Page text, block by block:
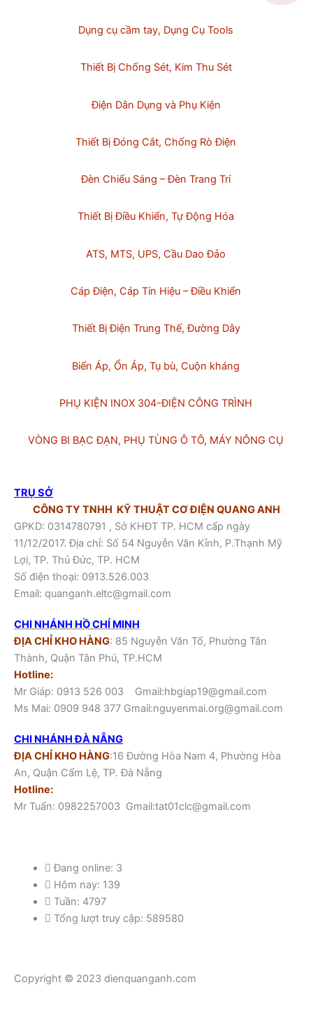
Dụng cụ cầm tay, Dụng Cụ Tools
Thiết Bị Chống Sét, Kim Thu Sét
Điện Dân Dụng và Phụ Kiện
Thiết Bị Đóng Cắt, Chống Rò Điện
Đèn Chiếu Sáng – Đèn Trang Trí
Thiết Bị Điều Khiển, Tự Động Hóa
ATS, MTS, UPS, Cầu Dao Đảo
Cáp Điện, Cáp Tín Hiệu – Điều Khiển
Thiết Bị Điện Trung Thế, Đường Dây
Biến Áp, Ổn Áp, Tụ bù, Cuộn kháng
PHỤ KIỆN INOX 304-ĐIỆN CÔNG TRÌNH
VÒNG BI BẠC ĐẠN, PHỤ TÙNG Ô TÔ, MÁY NÔNG CỤ
TRỤ SỞ
CÔNG TY TNHH KỸ THUẬT CƠ ĐIỆN QUANG ANH
GPKD: 0314780791 , Sở KHĐT TP. HCM cấp ngày
11/12/2017. Địa chỉ: Số 54 Nguyễn Văn Kỉnh, P.Thạnh Mỹ
Lợi, TP. Thủ Đức, TP. HCM
Số điện thoại: 0913.526.003
Email: quanganh.eltc@gmail.com
CHI NHÁNH HỒ CHÍ MINH
ĐỊA CHỈ KHO HÀNG: 85 Nguyễn Văn Tố, Phường Tân
Thành, Quận Tân Phú, TP.HCM
Hotline:
Mr Giáp: 0913 526 003 Gmail:hbgiap19@gmail.com
Ms Mai: 0909 948 377 Gmail:nguyenmai.org@gmail.com
CHI NHÁNH ĐÀ NẴNG
ĐỊA CHỈ KHO HÀNG:16 Đường Hòa Nam 4, Phường Hòa
An, Quận Cẩm Lệ, TP. Đà Nẵng
Hotline:
Mr Tuấn: 0982257003 Gmail:tat01clc@gmail.com
Đang online: 3
Hôm nay: 139
Tuần: 4797
Tổng lượt truy cập: 589580
Copyright © 2023 dienquanganh.com